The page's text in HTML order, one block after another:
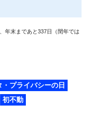
年末まであと337日（閏年では
・プライバシーの日
初不動